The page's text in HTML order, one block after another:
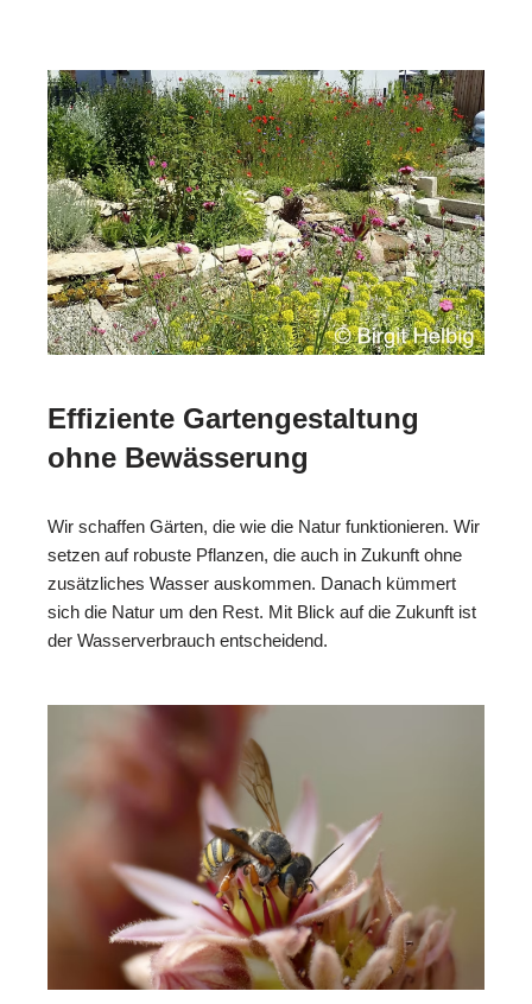
Effiziente Gartengestaltung
ohne Bewässerung
Wir schaffen Gärten, die wie die Natur funktionieren. Wir
setzen auf robuste Pflanzen, die auch in Zukunft ohne
zusätzliches Wasser auskommen. Danach kümmert
sich die Natur um den Rest. Mit Blick auf die Zukunft ist
der Wasserverbrauch entscheidend.